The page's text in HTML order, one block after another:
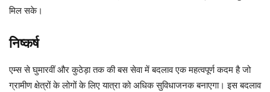
मिल सके।
निष्कर्ष
एम्स से घुमारवीं और कुठेड़ा तक की बस सेवा में बदलाव एक महत्वपूर्ण कदम है जो
ग्रामीण क्षेत्रों के लोगों के लिए यात्रा को अधिक सुविधाजनक बनाएगा। इस बदलाव